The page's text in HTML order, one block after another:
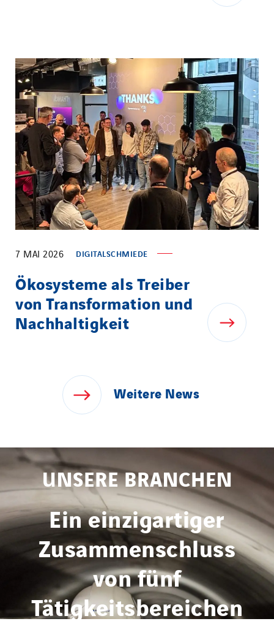
7 MAI 2026 DIGITALSCHMIEDE
Ökosysteme als Treiber
von Transformation und
Nachhaltigkeit
Weitere News
UNSERE BRANCHEN
Ein einzigartiger
Zusammenschluss
von fünf
Tätigkeitsbereichen